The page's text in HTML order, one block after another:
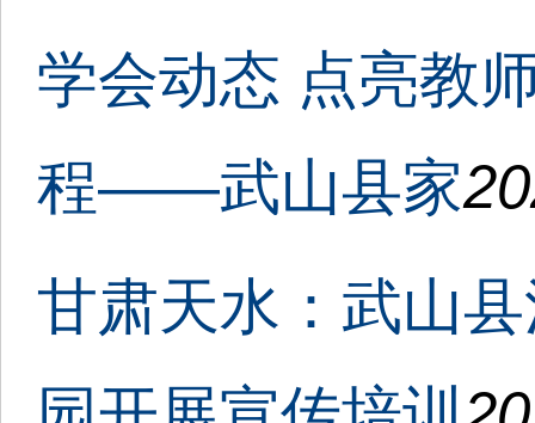
学会动态 点亮教
程——武山县家
甘肃天水：武山